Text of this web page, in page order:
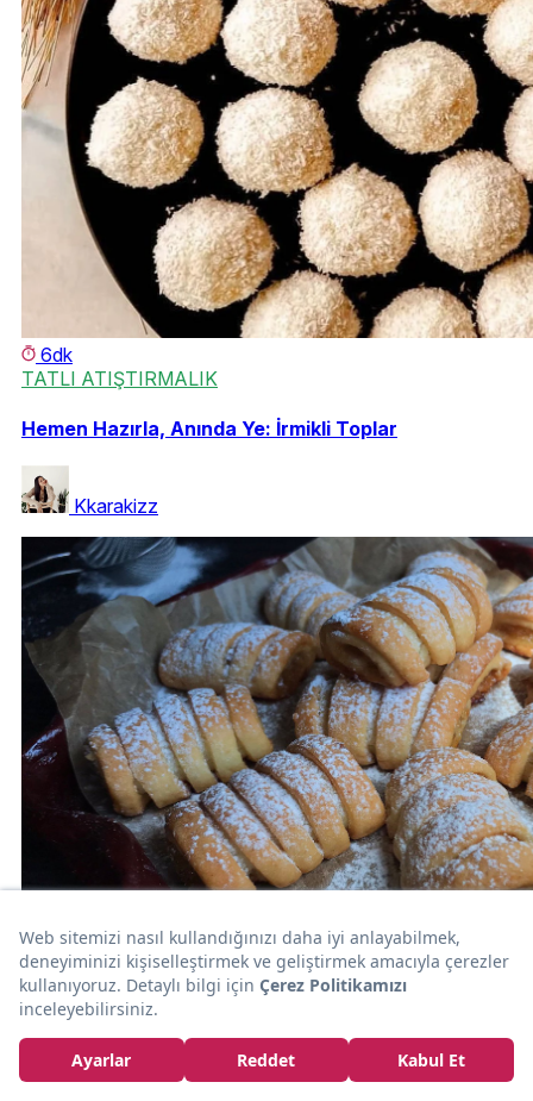
6dk
TATLI ATIŞTIRMALIK
Hemen Hazırla, Anında Ye: İrmikli Toplar
Kkarakizz
30dk
TATLI KURABİYE
Kış Yaklaşırken: Elmalı Süslü Kurabiye